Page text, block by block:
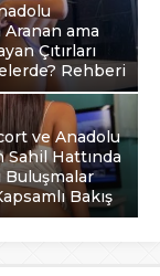
Aranan ama
Çıtırları
Rehberi
ve Anadolu
Sahil Hattında
Buluşmalar
Bakış